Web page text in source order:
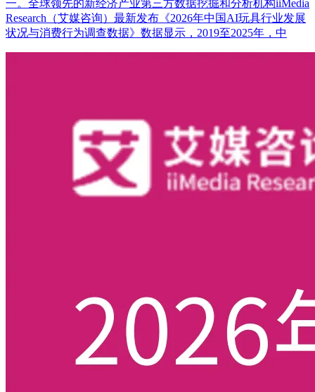
一。全球领先的新经济产业第三方数据挖掘和分析机构iiMedia
Research（艾媒咨询）最新发布《2026年中国AI玩具行业发展
状况与消费行为调查数据》数据显示，2019至2025年，中